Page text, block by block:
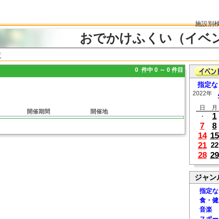
施設別
おでかけふくい（イベ
0 件中 0 ～ 0 件目
開催期間 開催地
指定
2022年
日
月
・
1
7
8
14 15
21 22
28 29
ジャン
指定
食・
音楽